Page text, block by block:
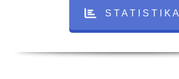
S T A T I S T I K A